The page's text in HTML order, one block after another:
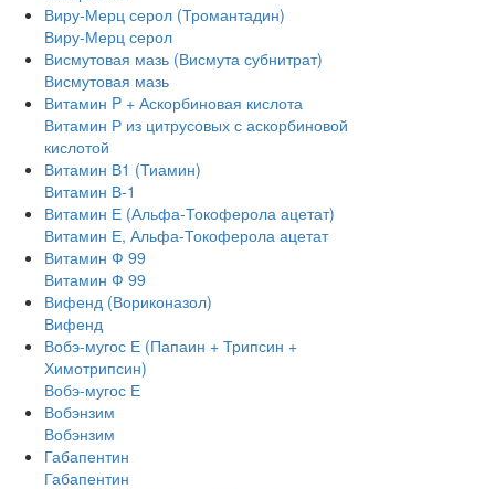
Виру-Мерц серол (Тромантадин)
Виру-Мерц серол
Висмутовая мазь (Висмута субнитрат)
Висмутовая мазь
Витамин P + Аскорбиновая кислота
Витамин Р из цитрусовых с аскорбиновой
кислотой
Витамин В1 (Тиамин)
Витамин В-1
Витамин Е (Альфа-Токоферола ацетат)
Витамин Е, Альфа-Токоферола ацетат
Витамин Ф 99
Витамин Ф 99
Вифенд (Вориконазол)
Вифенд
Вобэ-мугос Е (Папаин + Трипсин +
Химотрипсин)
Вобэ-мугос Е
Вобэнзим
Вобэнзим
Габапентин
Габапентин